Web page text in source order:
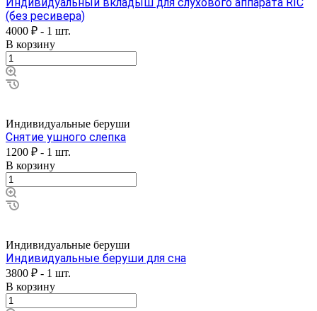
(без ресивера)
4000 ₽ - 1 шт.
В корзину
Индивидуальные беруши
Снятие ушного слепка
1200 ₽ - 1 шт.
В корзину
Индивидуальные беруши
Индивидуальные беруши для сна
3800 ₽ - 1 шт.
В корзину